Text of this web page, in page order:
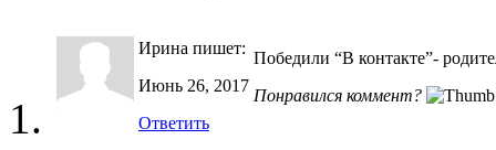
Ирина пишет:
Июнь 26, 2017
Ответить
Победили “В контакте”-
Понравился коммент?